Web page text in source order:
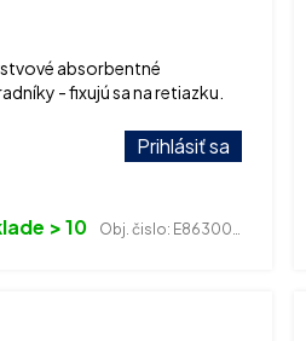
absorbentné
- fixujú sa na retiazku.
Prihlásiť sa
> 10 Obj. čislo: E863000015